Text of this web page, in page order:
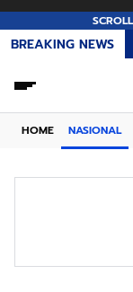
BREAKING NEWS
HOME NASIONAL